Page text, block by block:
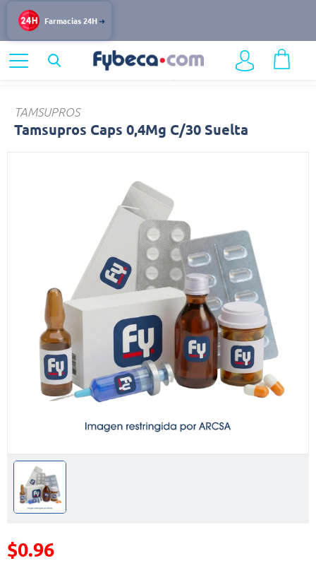
Farmacias 24H
Hombre
TAMSUPROS
Tamsupros Caps 0,4Mg C/30 Suelta
Precio reducido de
$0.96